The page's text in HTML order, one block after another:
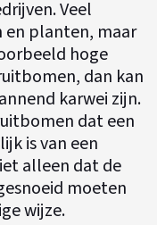
Veel
en planten, maar
hoge
dan kan
karwei zijn.
dat een
is van een
alleen dat de
moeten
wijze.